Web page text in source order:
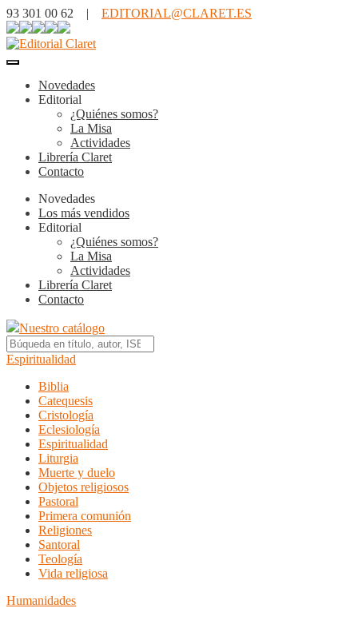
93 301 00 62 | EDITORIAL@CLARET.ES
Novedades
Editorial
¿Quiénes somos?
La Misa
Actividades
Librería Claret
Contacto
Novedades
Los más vendidos
Editorial
¿Quiénes somos?
La Misa
Actividades
Librería Claret
Contacto
Nuestro catálogo
Espiritualidad
Biblia
Catequesis
Cristología
Eclesiología
Espiritualidad
Liturgia
Muerte y duelo
Objetos religiosos
Pastoral
Primera comunión
Religiones
Santoral
Teología
Vida religiosa
Humanidades